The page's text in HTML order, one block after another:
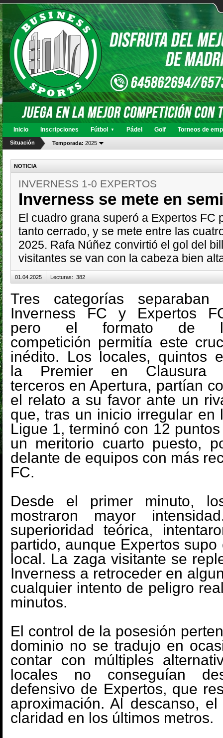
Inicio Inscripciones Fútbol ▼ Pádel Golf Torneos de
Situación Temporada: 2025
NOTICIA
INVERNESS 1-0 EXPERTOS
Inverness se mete en
El cuadro grana superó a Expertos FC
tanto cerrado, y se mete entre las
2025. Rafa Núñez convirtió el gol del
visitantes se van con la cabeza bien
01.04.2025 Lecturas: 382
Tres categorías separaban
Inverness FC y Expertos
pero el formato de
competición permitía este
inédito. Los locales, quintos
la Premier en Clausura
terceros en Apertura, partían
el relato a su favor ante un
que, tras un inicio irregular en
Ligue 1, terminó con 12
un meritorio cuarto puesto,
delante de equipos con más
FC.
Desde el primer minuto,
mostraron mayor
superioridad teórica,
partido, aunque Expertos
local. La zaga visitante se
Inverness a retroceder en
cualquier intento de peligro
minutos.
El control de la posesión
dominio no se tradujo en
contar con múltiples
locales no conseguían
defensivo de Expertos, que
aproximación. Al descanso,
claridad en los últimos metros.